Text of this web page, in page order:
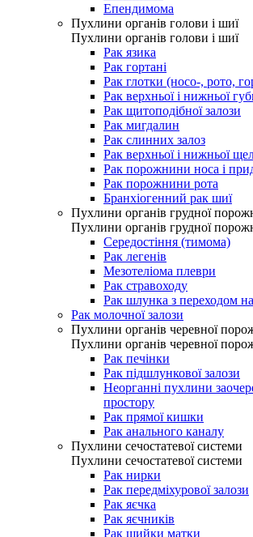
Епендимома
Пухлини органів голови і шиї
Пухлини органів голови і шиї
Рак язика
Рак гортані
Рак глотки (носо-, рото,
Рак верхньої і нижньої
Рак щитоподібної залози
Рак мигдалин
Рак слинних залоз
Рак верхньої і нижньої
Рак порожнини носа і
Рак порожнини рота
Бранхіогенний рак шиї
Пухлини органів грудної
Пухлини органів грудної
Середостіння (тимома)
Рак легенів
Мезотеліома плеври
Рак стравоходу
Рак шлунка з переходом на
Рак молочної залози
Пухлини органів черевної
Пухлини органів черевної
Рак печінки
Рак підшлункової залози
Неорганні пухлини
простору
Рак прямої кишки
Рак анального каналу
Пухлини сечостатевої системи
Пухлини сечостатевої системи
Рак нирки
Рак передміхурової залози
Рак яєчка
Рак яєчників
Рак шийки матки